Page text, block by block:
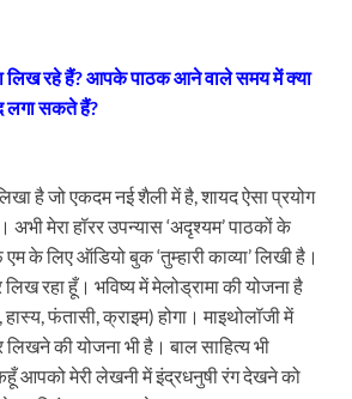
रहे हैं? आपके पाठक आने वाले समय में क्या
लगा सकते हैं?
है जो एकदम नई शैली में है, शायद ऐसा प्रयोग
मेरा हॉरर उपन्यास ‘अदृश्यम’ पाठकों के
के लिए ऑडियो बुक ‘तुम्हारी काव्या’ लिखी है।
रहा हूँ। भविष्य में मेलोड्रामा की योजना है
फंतासी, क्राइम) होगा। माइथोलॉजी में
की योजना भी है। बाल साहित्य भी
आपको मेरी लेखनी में इंद्रधनुषी रंग देखने को